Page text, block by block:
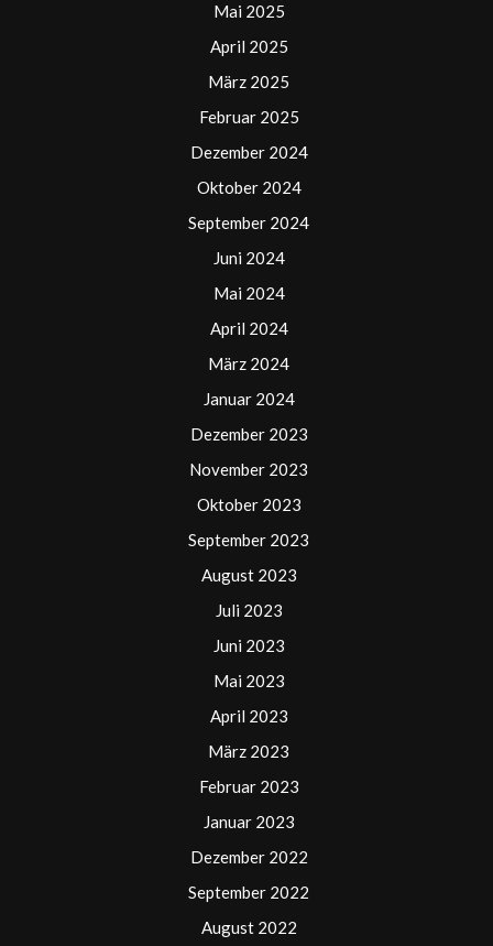
Mai 2025
April 2025
März 2025
Februar 2025
Dezember 2024
Oktober 2024
September 2024
Juni 2024
Mai 2024
April 2024
März 2024
Januar 2024
Dezember 2023
November 2023
Oktober 2023
September 2023
August 2023
Juli 2023
Juni 2023
Mai 2023
April 2023
März 2023
Februar 2023
Januar 2023
Dezember 2022
September 2022
August 2022